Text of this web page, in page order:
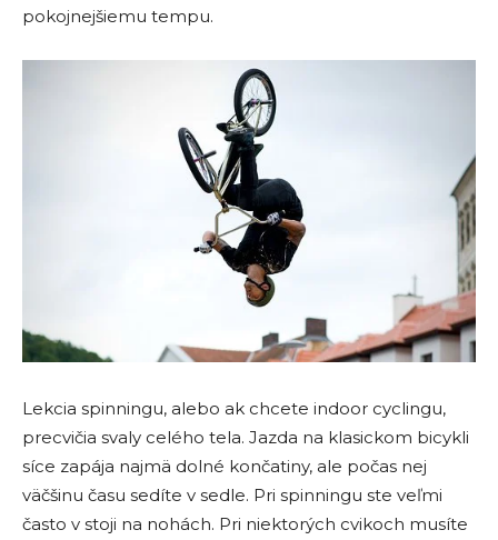
pokojnejšiemu tempu.
Lekcia spinningu, alebo ak chcete indoor cyclingu,
precvičia svaly celého tela. Jazda na klasickom bicykli
síce zapája najmä dolné končatiny, ale počas nej
väčšinu času sedíte v sedle. Pri spinningu ste veľmi
často v stoji na nohách. Pri niektorých cvikoch musíte